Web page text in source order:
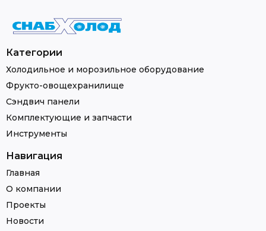
Категории
Холодильное и морозильное оборудование
Фрукто-овощехранилище
Сэндвич панели
Комплектующие и запчасти
Инструменты
Навигация
Главная
О компании
Проекты
Новости